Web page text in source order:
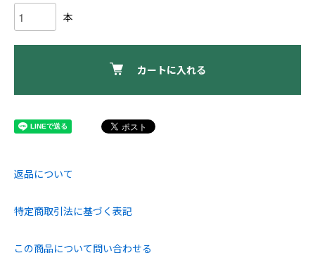
本
カートに入れる
返品について
特定商取引法に基づく表記
この商品について問い合わせる